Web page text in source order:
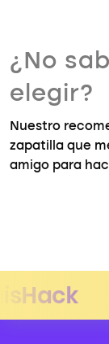
¿No
elegir?
Nuestro
zapatilla que
amigo para